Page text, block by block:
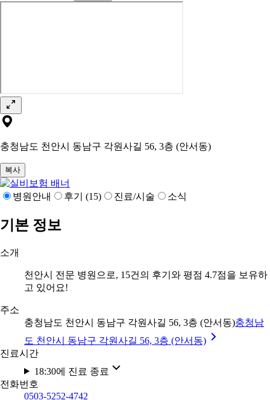
충청남도 천안시 동남구 각원사길 56, 3층 (안서동)
복사
병원안내 후기 (15) 진료/시술 소식
기본 정보
소개
천안시 전문 병원으로, 15건의 후기와 평점 4.7점을 보유하
고 있어요!
주소
충청남도 천안시 동남구 각원사길 56, 3층 (안서동)충청남
도 천안시 동남구 각원사길 56, 3층 (안서동)
진료시간
18:30에 진료 종료
전화번호
0503-5252-4742